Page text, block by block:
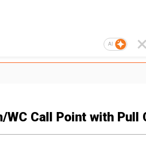
AI
Call Point with Pull